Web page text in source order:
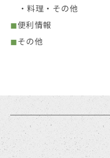
料理・その他
便利情報
その他